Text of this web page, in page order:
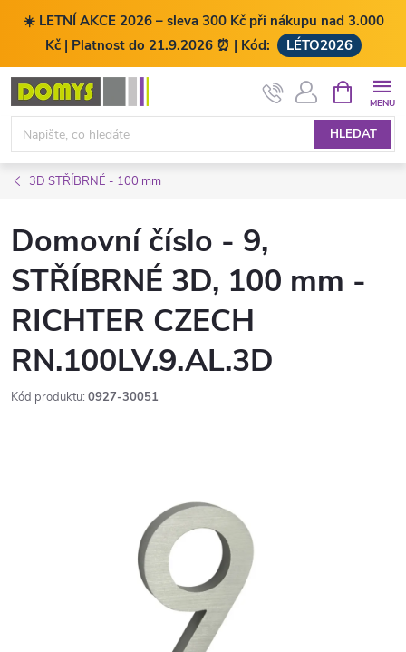
☀️ LETNÍ AKCE 2026 – sleva 300 Kč při nákupu nad 3.000
Kč | Platnost do 21.9.2026 ⏰ | Kód:
LÉTO2026
Přejít
obsah
HLEDAT
NÁKUPNÍ
KOŠÍK
3D STŘÍBRNÉ - 100 mm
Domovní číslo - 9,
STŘÍBRNÉ 3D, 100 mm -
RICHTER CZECH
RN.100LV.9.AL.3D
Kód produktu: 0927-30051